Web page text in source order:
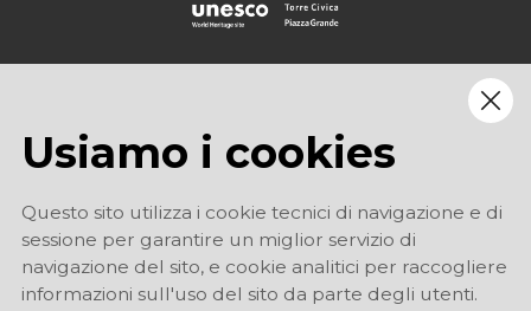
Usiamo i cookies
Questo sito utilizza i cookie tecnici di navigazione e di
sessione per garantire un miglior servizio di
navigazione del sito, e cookie analitici per raccogliere
informazioni sull'uso del sito da parte degli utenti.